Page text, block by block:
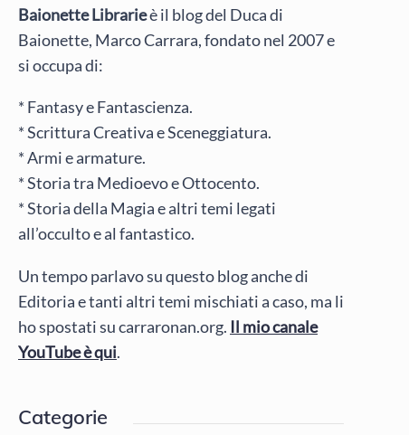
Baionette Librarieè il blog del Duca di
Baionette, Marco Carrara, fondato nel 2007 e
si occupa di:
* Fantasy e Fantascienza.
* Scrittura Creativa e Sceneggiatura.
* Armi e armature.
* Storia tra Medioevo e Ottocento.
* Storia della Magia e altri temi legati
all’occulto e al fantastico.
Un tempo parlavo su questo blog anche di
Editoria e tanti altri temi mischiati a caso, ma li
ho spostati su carraronan.org. Il mio canale
YouTube è qui.
Categorie